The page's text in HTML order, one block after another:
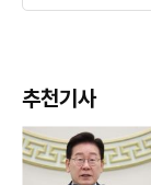
추천기사